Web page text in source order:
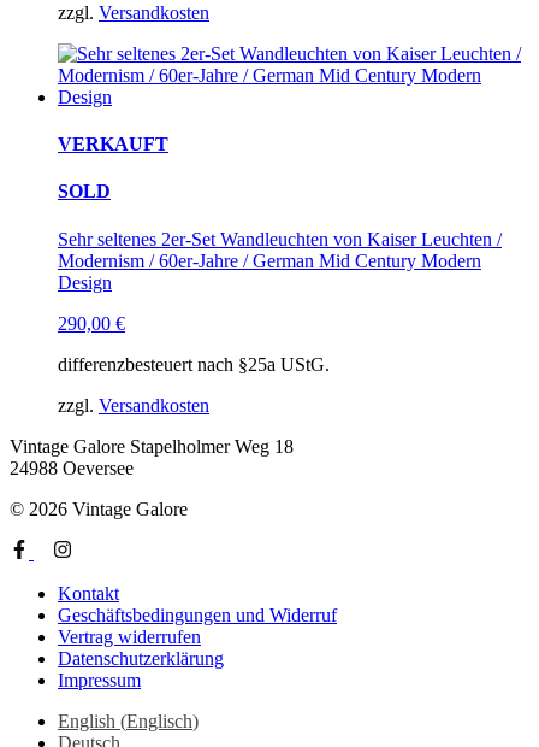
zzgl. Versandkosten
VERKAUFT
SOLD
Sehr seltenes 2er-Set Wandleuchten von Kaiser Leuchten /
Modernism / 60er-Jahre / German Mid Century Modern
Design
290,00 €
differenzbesteuert nach §25a UStG.
zzgl. Versandkosten
Vintage Galore Stapelholmer Weg 18
24988 Oeversee
© 2026 Vintage Galore
Kontakt
Geschäftsbedingungen und Widerruf
Vertrag widerrufen
Datenschutzerklärung
Impressum
English (Englisch)
Deutsch